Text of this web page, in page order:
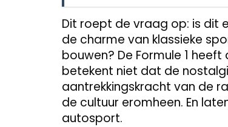
Dit roept de vraag op: is dit
de charme van klassieke
bouwen? De Formule 1
betekent niet dat de
aantrekkingskracht van de
de cultuur eromheen. En
autosport.